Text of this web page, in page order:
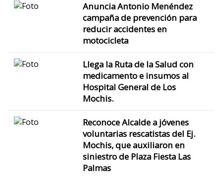
Anuncia Antonio Menéndez
campaña de prevención para
reducir accidentes en
motocicleta
Llega la Ruta de la Salud con
medicamento e insumos al
Hospital General de Los
Mochis.
Reconoce Alcalde a jóvenes
voluntarias rescatistas del Ej.
Mochis, que auxiliaron en
siniestro de Plaza Fiesta Las
Palmas